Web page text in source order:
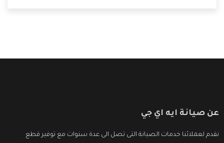
عن صيانة ايه اي جي
نقدم لعملائنا خدمات الصيانة التى تصل الى عدة سنوات مع توفير قطع